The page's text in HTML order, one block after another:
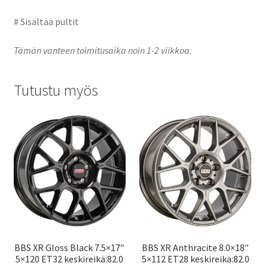
# Sisältää pultit
Tämän vanteen toimitusaika noin 1-2 viikkoa.
Tutustu myös
BBS XR Gloss Black 7.5×17″
5×120 ET32 keskireikä:82.0
BBS XR Anthracite 8.0×18″
5×112 ET28 keskireikä:82.0